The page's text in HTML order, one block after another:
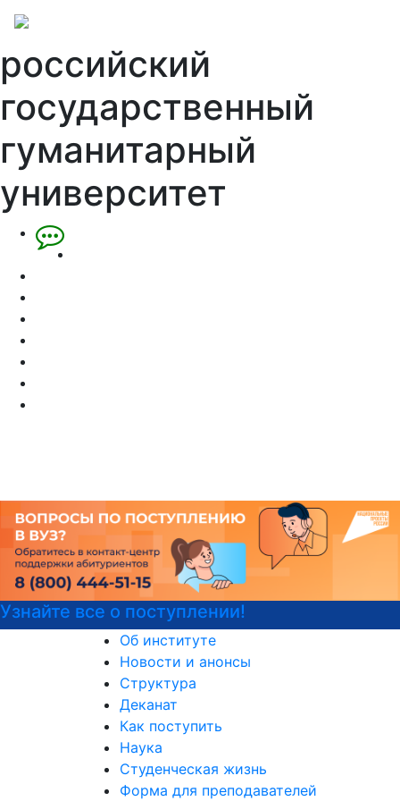
российский
государственный
гуманитарный
университет
Детали программы
Об институте
Новости и анонсы
Структура
Деканат
Как поступить
Наука
Студенческая жизнь
Форма для преподавателей